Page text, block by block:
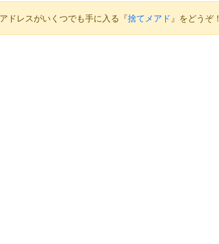
ドレスがいくつでも手に入る『捨てメアド 』をどうぞ！